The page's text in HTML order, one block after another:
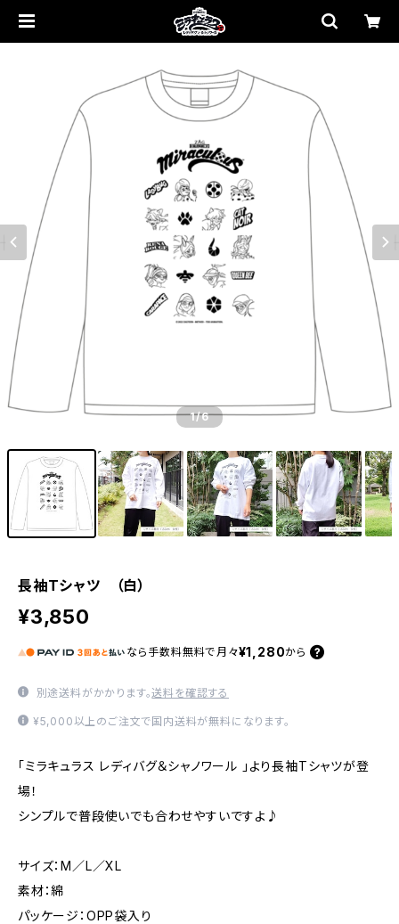
1/6
長袖Tシャツ （白）
¥3,850
なら 手数料無料で 月々¥1,280から
別途送料がかかります。送料を確認する
¥5,000以上のご注文で国内送料が無料になります。
「ミラキュラス レディバグ＆シャノワール 」より長袖Tシャツが登
場！
シンプルで普段使いでも合わせやすいですよ♪
サイズ：M／L／XL
素材：綿
パッケージ：OPP袋入り